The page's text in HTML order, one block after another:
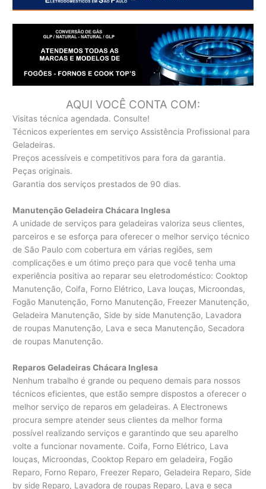
AQUI VOCÊ CONTA COM:
Visitas técnica agendada. Consulte!
Técnicos experientes em serviço Assistência Profissional para
Geladeiras.
Preços acessíveis e competitivos para fora da garantia.
Peças originais.
Garantia dos serviços prestados de 90 dias.
Manutenção Geladeira Chácara Inglesa
A unidade de serviços para geladeiras valoriza seus clientes,
parceiros e se esforça para oferecer o melhor serviço técnico
de São Paulo com cobertura em várias regiões, sem
complicações e um ótimo preço para que você tenha uma
experiência positiva ao reparar seu eletrodoméstico: Cooktop
Manutenção, Coifa, Forno Elétrico, Lava louças, Microondas,
Fogão Manutenção, Forno Manutenção, Freezer Manutenção,
Geladeira Manutenção, Side by side Manutenção, Lavadora
de roupas Manutenção, Lava e seca Manutenção, Secadora
de roupas Manutenção.
Reparos Geladeiras Chácara Inglesa
Nenhum trabalho é grande ou pequeno demais para nossos
técnicos eficientes, que estão sempre dispostos a oferecer o
melhor serviço de reparos em geladeiras. A Electronews
procura sempre atender seus clientes da melhor forma
possível realizando serviços e garantindo que seu aparelho
volte a funcionar novamente. Coifa, Forno Elétrico, Lava
louças, Microondas, Cooktop Reparo em geladeira, Fogão
Reparo, Forno Reparo, Freezer Reparo, Geladeira Reparo, Side
by side Reparo, Lavadora de roupas Reparo, Lava e seca